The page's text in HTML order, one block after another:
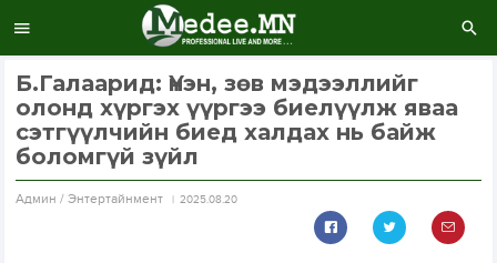
Б.Галаарид: Үнэн, зөв мэдээллийг
олонд хүргэх үүргээ биелүүлж яваа
сэтгүүлчийн биед халдах нь байж
боломгүй зүйл
Aдмин / Энтертайнмент 2025.08.20